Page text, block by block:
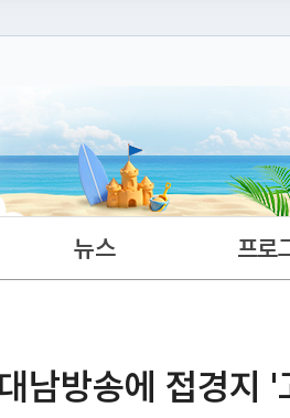
면 아래 URL에서 도메인 주소를 확인해 보세
뉴스 프로
남방송에 접경지